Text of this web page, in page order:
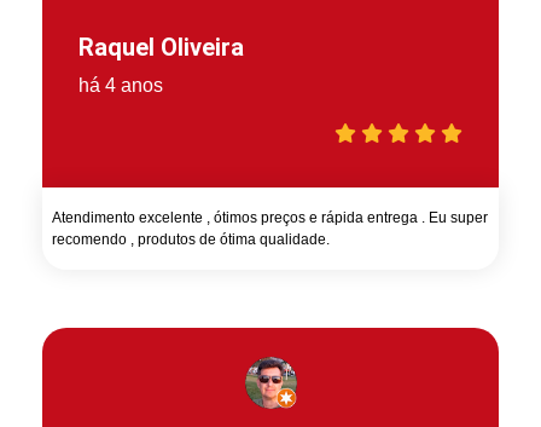
Raquel Oliveira
há 4 anos
Atendimento excelente , ótimos preços e rápida entrega . Eu super
recomendo , produtos de ótima qualidade.